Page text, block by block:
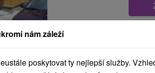
Chata Janko Oravice
Oravice
nám záleží
poskytovat ty nejlepší služby.